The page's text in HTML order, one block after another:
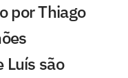
por Thiago
Luís são